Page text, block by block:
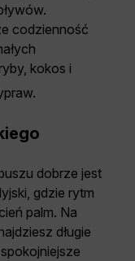
codzienność
kokos i
dobrze jest
gdzie rytm
palm. Na
długie